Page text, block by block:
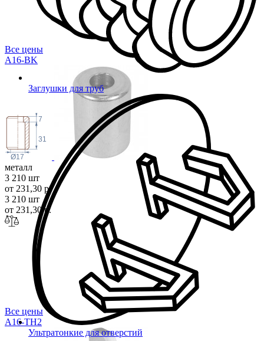
Заглушки для труб
Ультратонкие для отверстий
Все цены
A16-BK
Ø17
31
7
металл
3 210 шт
от 231,30 р.
3 210 шт
от 231,30 р.
Все цены
A16-TH2